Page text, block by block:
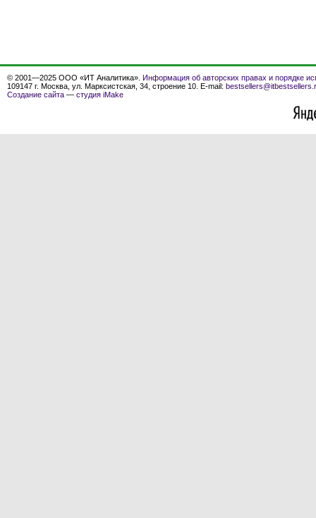
© 2001—2025 ООО «ИТ Аналитика». Информация об авторских правах и порядке
109147 г. Москва, ул. Марксистская, 34, строение 10. E-mail:
Создание сайта — студия iMake